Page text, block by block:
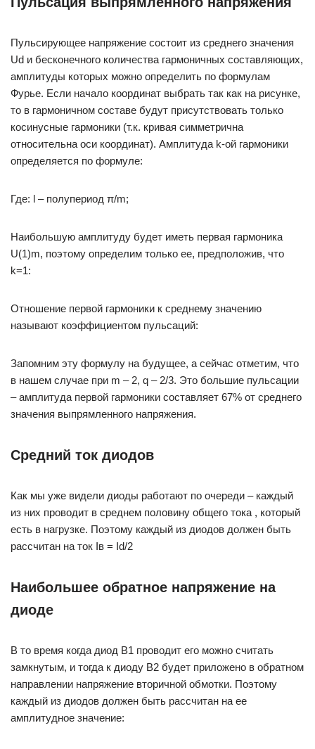
Пульсирующее напряжение состоит из среднего значения
Ud и бесконечного количества гармоничных составляющих,
амплитуды которых можно определить по формулам
Фурье. Если начало координат выбрать так как на рисунке,
то в гармоничном составе будут присутствовать только
косинусные гармоники (т.к. кривая симметрична
относительна оси координат). Амплитуда k-ой гармоники
определяется по формуле:
Где: l – полупериод π/m;
Наибольшую амплитуду будет иметь первая гармоника
U(1)m, поэтому определим только ее, предположив, что
k=1:
Отношение первой гармоники к среднему значению
называют коэффициентом пульсаций:
Запомним эту формулу на будущее, а сейчас отметим, что
в нашем случае при m – 2, q – 2/3. Это большие пульсации
– амплитуда первой гармоники составляет 67% от среднего
значения выпрямленного напряжения.
Средний ток диодов
Как мы уже видели диоды работают по очереди – каждый
из них проводит в среднем половину общего тока , который
есть в нагрузке. Поэтому каждый из диодов должен быть
рассчитан на ток Iв = Id/2
Наибольшее обратное напряжение на
диоде
В то время когда диод B1 проводит его можно считать
замкнутым, и тогда к диоду B2 будет приложено в обратном
направлении напряжение вторичной обмотки. Поэтому
каждый из диодов должен быть рассчитан на ее
амплитудное значение: